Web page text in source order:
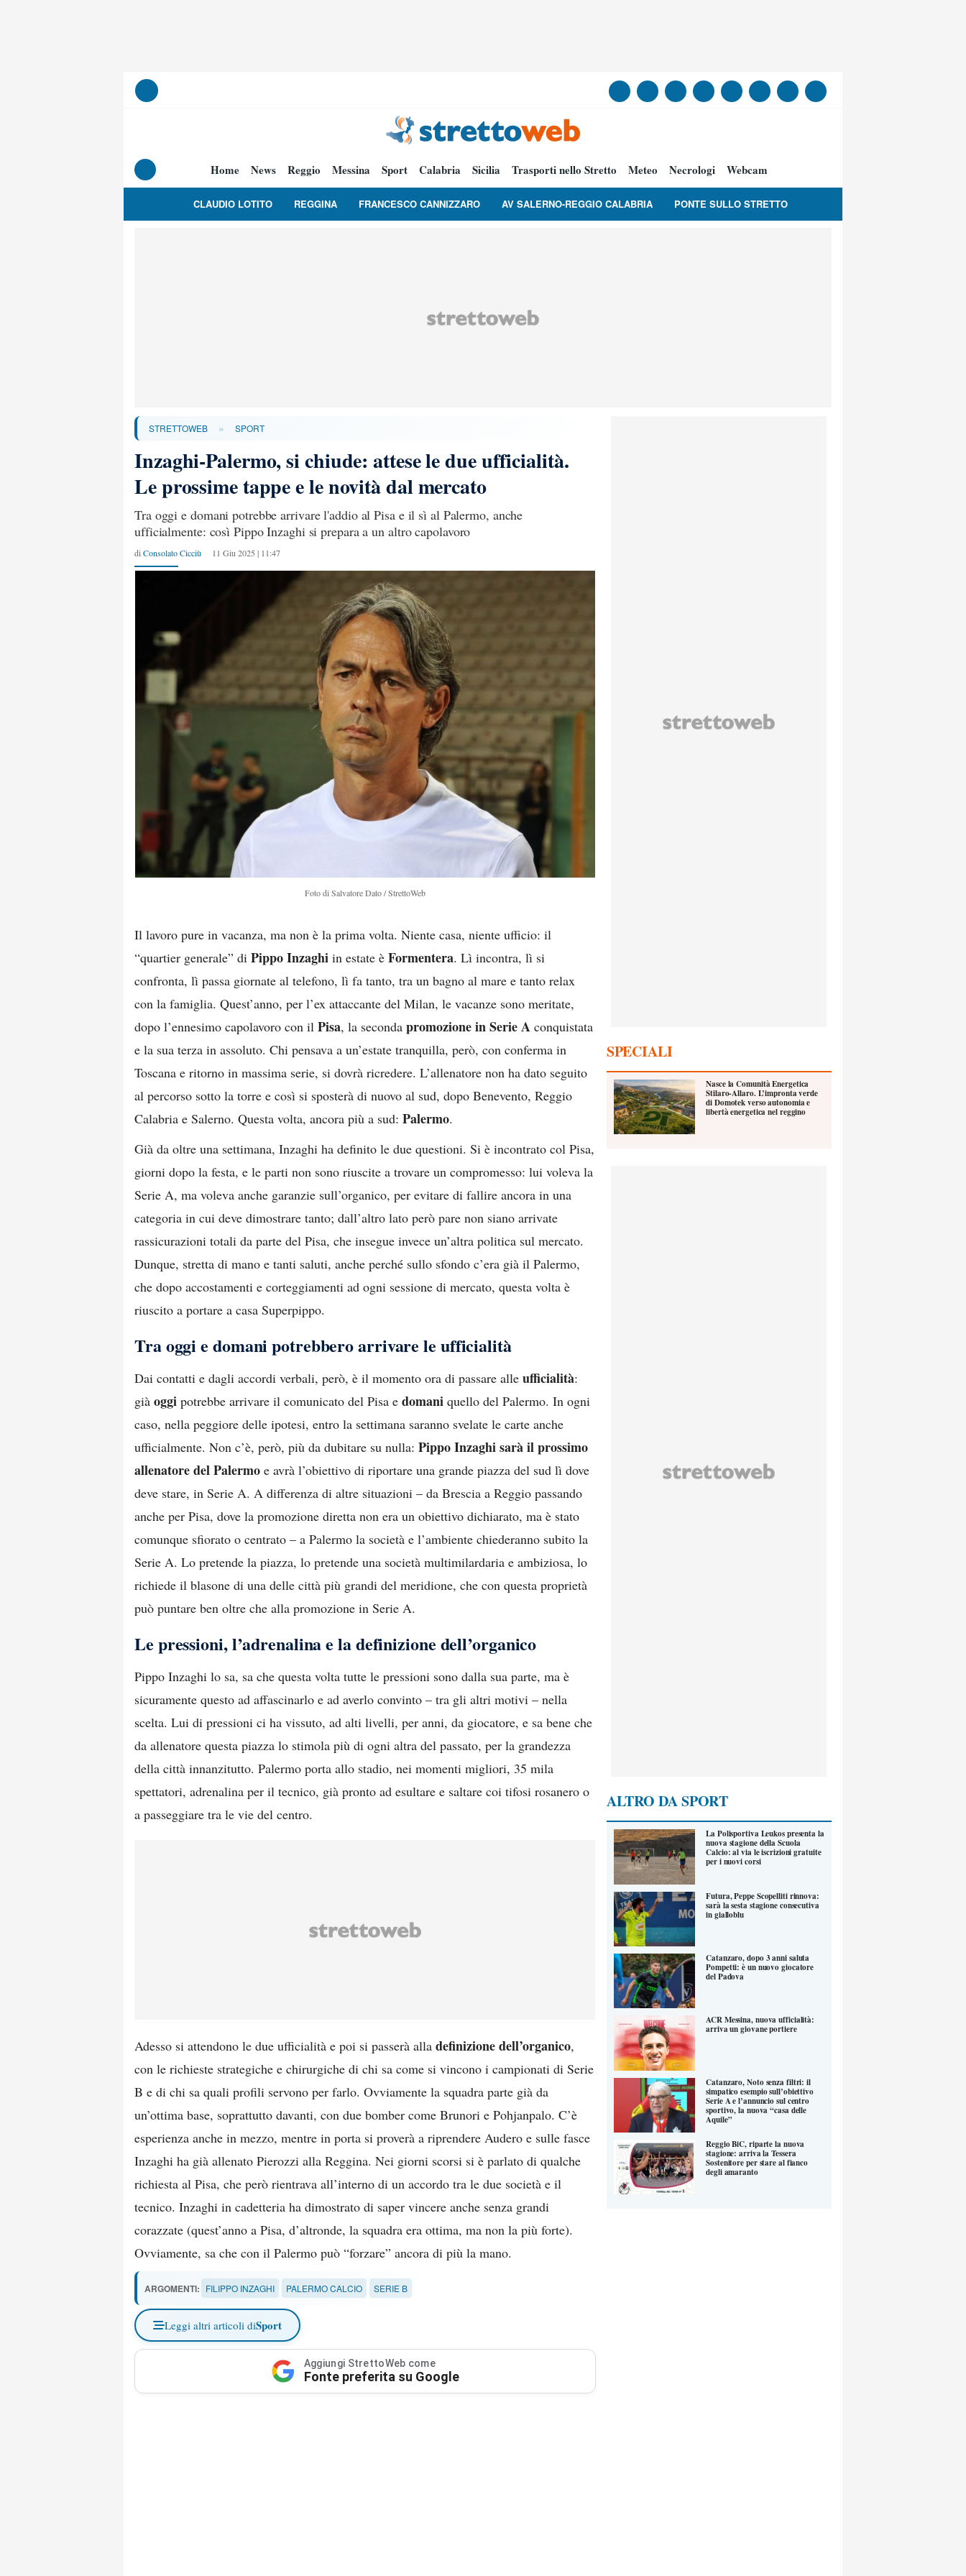
Home News Reggio Messina Sport Calabria Sicilia Trasporti nello Stretto Meteo Necrologi Webcam
CLAUDIO LOTITO REGGINA FRANCESCO CANNIZZARO AV SALERNO-REGGIO CALABRIA PONTE SULLO STRETTO
STRETTOWEB » SPORT
Inzaghi-Palermo, si chiude: attese le due ufficialità.
Le prossime tappe e le novità dal mercato
Tra oggi e domani potrebbe arrivare l'addio al Pisa e il sì al Palermo, anche
ufficialmente: così Pippo Inzaghi si prepara a un altro capolavoro
di Consolato Cicciù 11 Giu 2025 | 11:47
Foto di Salvatore Dato / StrettoWeb
Il lavoro pure in vacanza, ma non è la prima volta. Niente casa, niente ufficio: il
“quartier generale” di Pippo Inzaghi in estate è Formentera. Lì incontra, lì si
confronta, lì passa giornate al telefono, lì fa tanto, tra un bagno al mare e tanto relax
con la famiglia. Quest’anno, per l’ex attaccante del Milan, le vacanze sono meritate,
dopo l’ennesimo capolavoro con il Pisa, la seconda promozione in Serie A conquistata
e la sua terza in assoluto. Chi pensava a un’estate tranquilla, però, con conferma in
Toscana e ritorno in massima serie, si dovrà ricredere. L’allenatore non ha dato seguito
al percorso sotto la torre e così si sposterà di nuovo al sud, dopo Benevento, Reggio
Calabria e Salerno. Questa volta, ancora più a sud: Palermo.
Già da oltre una settimana, Inzaghi ha definito le due questioni. Si è incontrato col Pisa,
giorni dopo la festa, e le parti non sono riuscite a trovare un compromesso: lui voleva la
Serie A, ma voleva anche garanzie sull’organico, per evitare di fallire ancora in una
categoria in cui deve dimostrare tanto; dall’altro lato però pare non siano arrivate
rassicurazioni totali da parte del Pisa, che insegue invece un’altra politica sul mercato.
Dunque, stretta di mano e tanti saluti, anche perché sullo sfondo c’era già il Palermo,
che dopo accostamenti e corteggiamenti ad ogni sessione di mercato, questa volta è
riuscito a portare a casa Superpippo.
Tra oggi e domani potrebbero arrivare le ufficialità
Dai contatti e dagli accordi verbali, però, è il momento ora di passare alle ufficialità:
già oggi potrebbe arrivare il comunicato del Pisa e domani quello del Palermo. In ogni
caso, nella peggiore delle ipotesi, entro la settimana saranno svelate le carte anche
ufficialmente. Non c’è, però, più da dubitare su nulla: Pippo Inzaghi sarà il prossimo
allenatore del Palermo e avrà l’obiettivo di riportare una grande piazza del sud lì dove
deve stare, in Serie A. A differenza di altre situazioni – da Brescia a Reggio passando
anche per Pisa, dove la promozione diretta non era un obiettivo dichiarato, ma è stato
comunque sfiorato o centrato – a Palermo la società e l’ambiente chiederanno subito la
Serie A. Lo pretende la piazza, lo pretende una società multimilardaria e ambiziosa, lo
richiede il blasone di una delle città più grandi del meridione, che con questa proprietà
può puntare ben oltre che alla promozione in Serie A.
Le pressioni, l’adrenalina e la definizione dell’organico
Pippo Inzaghi lo sa, sa che questa volta tutte le pressioni sono dalla sua parte, ma è
sicuramente questo ad affascinarlo e ad averlo convinto – tra gli altri motivi – nella
scelta. Lui di pressioni ci ha vissuto, ad alti livelli, per anni, da giocatore, e sa bene che
da allenatore questa piazza lo stimola più di ogni altra del passato, per la grandezza
della città innanzitutto. Palermo porta allo stadio, nei momenti migliori, 35 mila
spettatori, adrenalina per il tecnico, già pronto ad esultare e saltare coi tifosi rosanero o
a passeggiare tra le vie del centro.
Adesso si attendono le due ufficialità e poi si passerà alla definizione dell’organico,
con le richieste strategiche e chirurgiche di chi sa come si vincono i campionati di Serie
B e di chi sa quali profili servono per farlo. Ovviamente la squadra parte già da
un’ottima base, soprattutto davanti, con due bomber come Brunori e Pohjanpalo. C’è
esperienza anche in mezzo, mentre in porta si proverà a riprendere Audero e sulle fasce
Inzaghi ha già allenato Pierozzi alla Reggina. Nei giorni scorsi si è parlato di qualche
richiesta al Pisa, che però rientrava all’interno di un accordo tra le due società e il
tecnico. Inzaghi in cadetteria ha dimostrato di saper vincere anche senza grandi
corazzate (quest’anno a Pisa, d’altronde, la squadra era ottima, ma non la più forte).
Ovviamente, sa che con il Palermo può “forzare” ancora di più la mano.
ARGOMENTI: FILIPPO INZAGHI PALERMO CALCIO SERIE B
Leggi altri articoli diSport
Aggiungi StrettoWeb come
Fonte preferita su Google
SPECIALI
Nasce la Comunità Energetica
Stilaro-Allaro. L’impronta verde
di Domotek verso autonomia e
libertà energetica nel reggino
ALTRO DA SPORT
La Polisportiva Leukos presenta la
nuova stagione della Scuola
Calcio: al via le iscrizioni gratuite
per i nuovi corsi
Futura, Peppe Scopelliti rinnova:
sarà la sesta stagione consecutiva
in gialloblu
Catanzaro, dopo 3 anni saluta
Pompetti: è un nuovo giocatore
del Padova
ACR Messina, nuova ufficialità:
arriva un giovane portiere
Catanzaro, Noto senza filtri: il
simpatico esempio sull’obiettivo
Serie A e l’annuncio sul centro
sportivo, la nuova “casa delle
Aquile”
Reggio BiC, riparte la nuova
stagione: arriva la Tessera
Sostenitore per stare al fianco
degli amaranto